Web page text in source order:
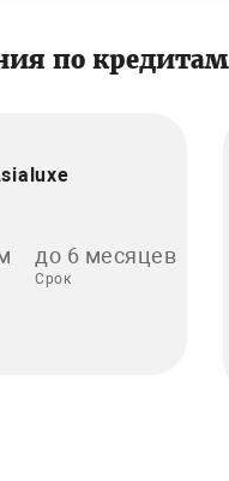
по кредитам
до 6 месяцев
Срок